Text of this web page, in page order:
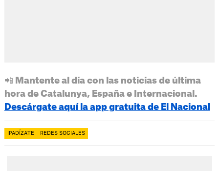
📲 Mantente al día con las noticias de última
hora de Catalunya, España e Internacional.
Descárgate aquí la app gratuita de El Nacional
IPADÍZATE REDES SOCIALES